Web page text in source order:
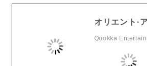
オリエント·
Qookka